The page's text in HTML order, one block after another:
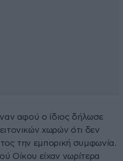
αφού ο ίδιος δήλωσε
χωρών ότι δεν
την εμπορική συμφωνία.
Οίκου είχαν νωρίτερα